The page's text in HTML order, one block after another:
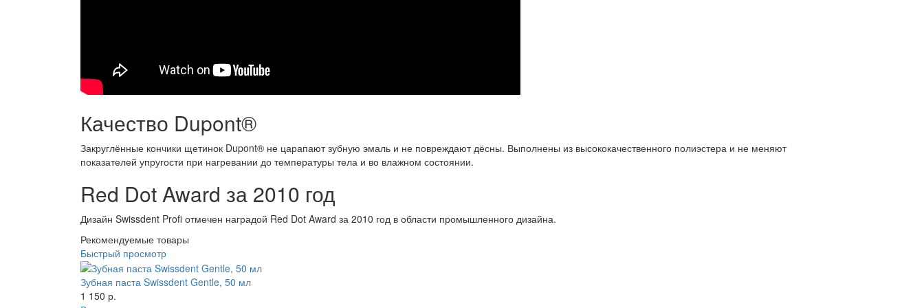
Качество Dupont®
Закруглённые кончики щетинок Dupont® не царапают зубную эмаль и не повреждают дёсны. Выполнены из высококачественного полиэстера и не меняют
показателей упругости при нагревании до температуры тела и во влажном состоянии.
Red Dot Award за 2010 год
Дизайн Swissdent Profi отмечен наградой Red Dot Award за 2010 год в области промышленного дизайна.
Рекомендуемые товары
Быстрый просмотр
Зубная паста Swissdent Gentle, 50 мл
1 150 р.